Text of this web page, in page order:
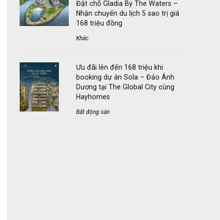
Đặt chỗ Gladia By The Waters –
Nhận chuyến du lịch 5 sao trị giá
168 triệu đồng
Khác
Ưu đãi lên đến 168 triệu khi
booking dự án Sola – Đảo Ánh
Dương tại The Global City cùng
Hayhomes
Bất động sản